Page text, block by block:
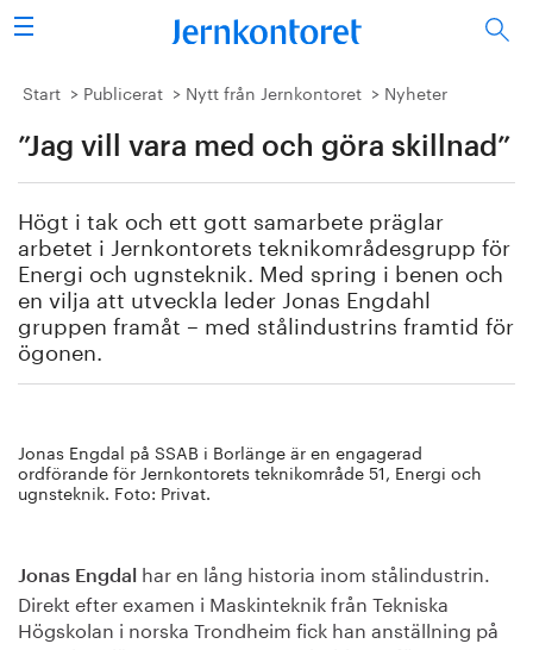
Sök
Stålindustrin
Vision 2050
Forskning/utbildning
Energi/miljö
Vi tycker
Publicerat
Bildbank
Om oss
Start Publicerat Nytt från Jernkontoret Nyheter
”Jag vill vara med och göra skillnad”
Högt i tak och ett gott samarbete präglar
arbetet i Jernkontorets teknikområdesgrupp för
Energi och ugnsteknik. Med spring i benen och
en vilja att utveckla leder Jonas Engdahl
gruppen framåt – med stålindustrins framtid för
ögonen.
Jonas Engdal på SSAB i Borlänge är en engagerad
ordförande för Jernkontorets teknikområde 51, Energi och
ugnsteknik. Foto: Privat.
Jonas Engdal
har en lång historia inom stålindustrin.
Direkt efter examen i Maskinteknik från Tekniska
Högskolan i norska Trondheim fick han anställning på